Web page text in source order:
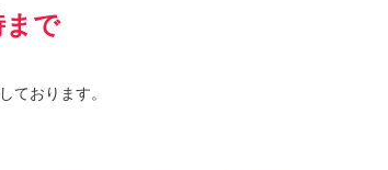
で
ております。